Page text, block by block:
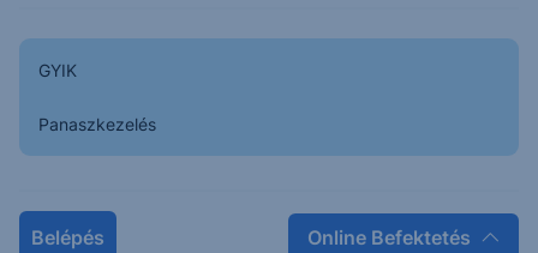
GYIK
Panaszkezelés
Belépés Online Befektetés
Napon belüli Historikus